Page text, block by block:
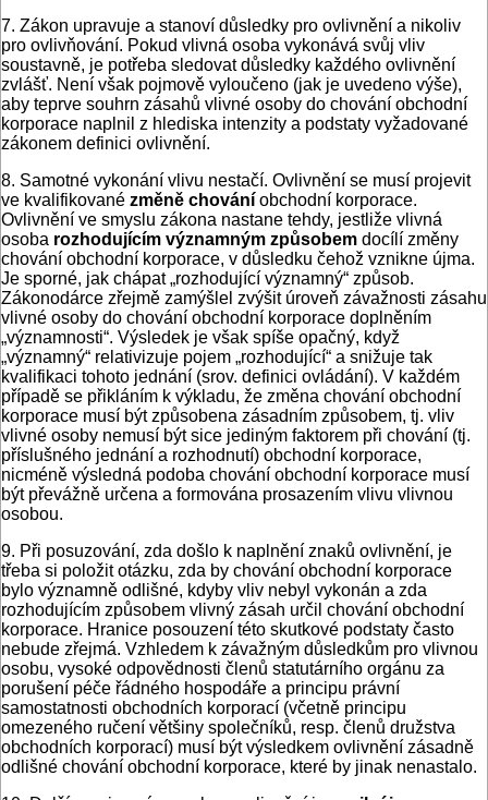
7. Zákon upravuje a stanoví důsledky pro ovlivnění a nikoliv
pro ovlivňování. Pokud vlivná osoba vykonává svůj vliv
soustavně, je potřeba sledovat důsledky každého ovlivnění
zvlášť. Není však pojmově vyloučeno (jak je uvedeno výše),
aby ­teprve souhrn zásahů vlivné osoby do chování obchodní
korporace naplnil z hlediska intenzity a podstaty vyžadované
zákonem definici ovlivnění.
8. Samotné vykonání vlivu nestačí. Ovlivnění se musí projevit
ve kvalifikované změně chování obchodní korporace.
Ovlivnění ve smyslu zákona nastane tehdy, jest­liže vlivná
osoba rozhodujícím významným způsobem docílí změny
chování obchodní korporace, v důsledku čehož vznikne újma.
Je sporné, jak chápat „rozhodující významný“ způsob.
Zákonodárce zřejmě zamýšlel zvýšit úroveň závažnosti zásahu
vlivné osoby do chování obchodní korporace doplněním
„významnosti“. Výsledek je však spíše opačný, když
„významný“ relativizuje pojem „rozhodující“ a snižuje tak
kvalifikaci tohoto jednání (srov. definici ovládání). V každém
případě se přikláním k výkladu, že změna chování obchodní
korporace musí být způsobena zásadním způsobem, tj. vliv
vlivné osoby nemusí být sice jediným faktorem při chování (tj.
příslušného jednání a rozhodnutí) obchodní korporace,
nicméně výsledná podoba chování obchodní korporace musí
být převážně určena a formována prosazením vlivu vlivnou
osobou.
9. Při posuzování, zda došlo k naplnění znaků ovlivnění, je
třeba si položit otázku, zda by chování obchodní korporace
bylo významně odlišné, kdyby vliv nebyl vykonán a zda
rozhodujícím způsobem vlivný zásah určil chování obchodní
korporace. Hranice posouzení této skutkové podstaty často
nebude zřejmá. Vzhledem k závaž­ným důsledkům pro vlivnou
osobu, vysoké odpovědnosti členů statutárního orgánu za
porušení péče řádného hospodáře a principu právní
samostatnosti obchodních korporací (včetně principu
omezeného ručení většiny společníků, resp. členů družstva
obchodních korporací) musí být výsledkem ovlivnění zásadně
odlišné chování obchodní korporace, které by jinak nenastalo.